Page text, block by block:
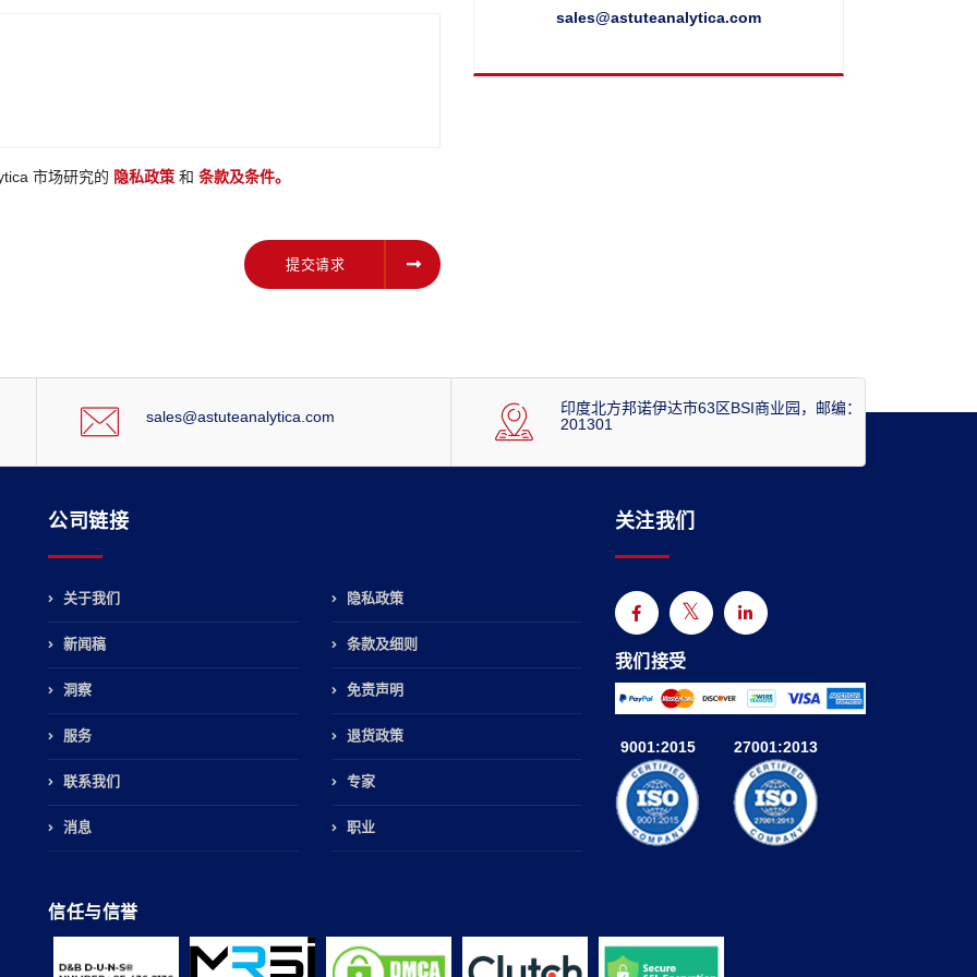
市场研究的 隐私政策 和 条款及条件。
提交请求
sales@astuteanalytica.com
sales@astuteanalytica.com
印度北方邦诺伊达市63区BSI商业园，邮编：
201301
公司链接
关于我们
新闻稿
洞察
服务
联系我们
消息
隐私政策
条款及细则
免责声明
退货政策
专家
职业
关注我们
我们接受
9001:2015 27001:2013
信任与信誉